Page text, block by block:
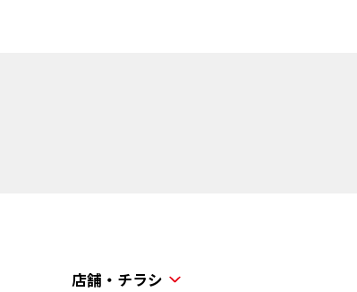
店舗・チラシ